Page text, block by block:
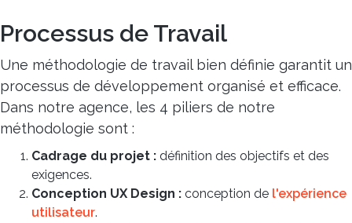
Processus de Travail
Une méthodologie de travail bien définie garantit un
processus de développement organisé et efficace.
Dans notre agence, les 4 piliers de notre
méthodologie sont :
Cadrage du projet : définition des objectifs et des
exigences.
Conception UX Design : conception de l'expérience
utilisateur.